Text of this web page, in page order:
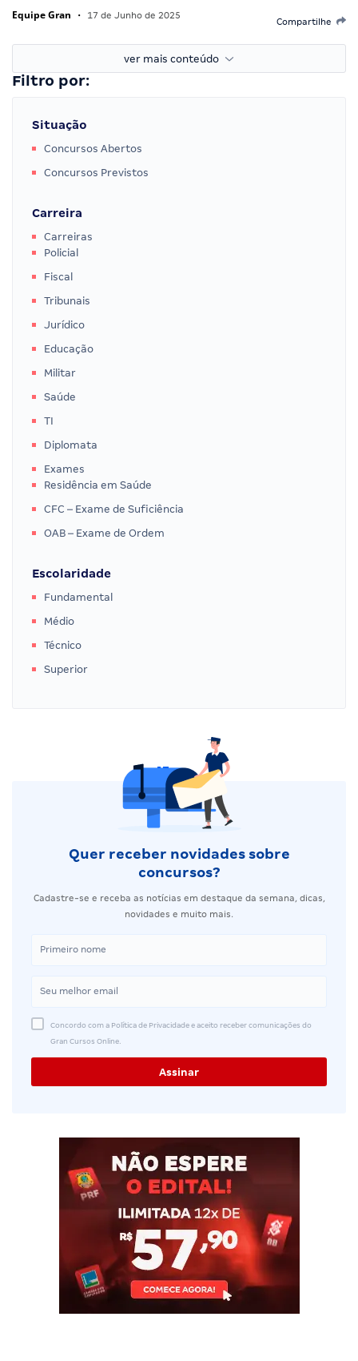
Equipe Gran • 17 de Junho de 2025
Compartilhe
ver mais conteúdo
Filtro por:
Situação
Concursos Abertos
Concursos Previstos
Carreira
Carreiras
Policial
Fiscal
Tribunais
Jurídico
Educação
Militar
Saúde
TI
Diplomata
Exames
Residência em Saúde
CFC – Exame de Suficiência
OAB – Exame de Ordem
Escolaridade
Fundamental
Médio
Técnico
Superior
Quer receber novidades sobre
concursos?
Cadastre-se e receba as notícias em destaque da semana, dicas,
novidades e muito mais.
Concordo com a Política de Privacidade e aceito receber comunicações do
Gran Cursos Online.